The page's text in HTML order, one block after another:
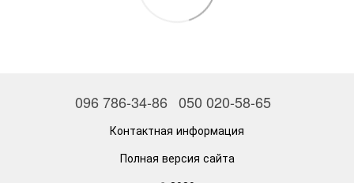
096 786-34-86 050 020-58-65
Контактная информация
Полная версия сайта